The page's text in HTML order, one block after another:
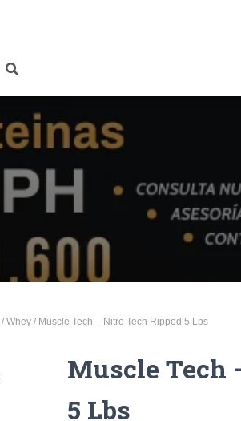
/ Whey / Muscle Tech – Nitro Tech Ripped 5 Lbs
Muscle Tech
5 Lbs